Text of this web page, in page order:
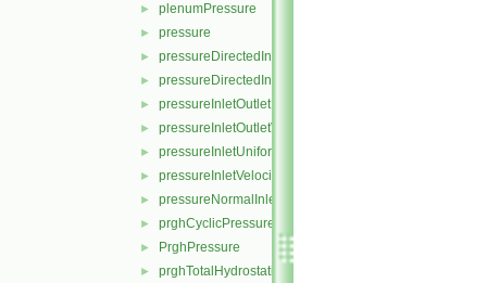
► plenumPressure
► pressure
► pressureDirectedInletOutletVelocity
► pressureDirectedInletVelocity
► pressureInletOutletParSlipVelocity
► pressureInletOutletVelocity
► pressureInletUniformVelocity
► pressureInletVelocity
► pressureNormalInletOutletVelocity
► prghCyclicPressure
► PrghPressure
► prghTotalHydrostaticPressure